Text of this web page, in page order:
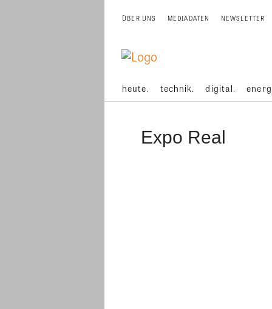
ÜBER UNS MEDIADATEN NEWSLETTER
heute. technik. digital.
Expo Real